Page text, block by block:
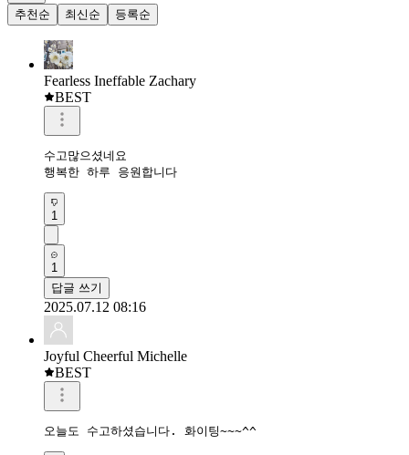
추천순
최신순 등록순
Fearless Ineffable Zachary
BEST
수고많으셨네요
행복한 하루 응원합니다
1
1
답글 쓰기
2025.07.12 08:16
Joyful Cheerful Michelle
BEST
오늘도 수고하셨습니다. 화이팅~~~^^